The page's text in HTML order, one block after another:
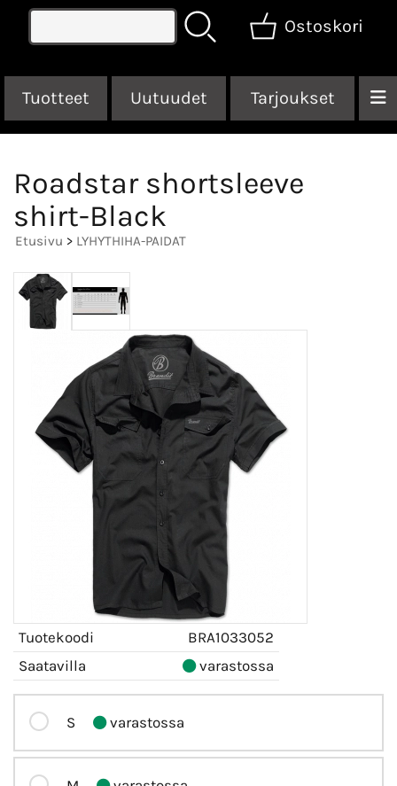
Ostoskori
Tuotteet Uutuudet Tarjoukset
Roadstar shortsleeve
shirt-Black
Etusivu > LYHYTHIHA-PAIDAT
Tuotekoodi
BRA1033052
Saatavilla
varastossa
S varastossa